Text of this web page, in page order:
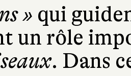
» qui
un rôle
. Dans